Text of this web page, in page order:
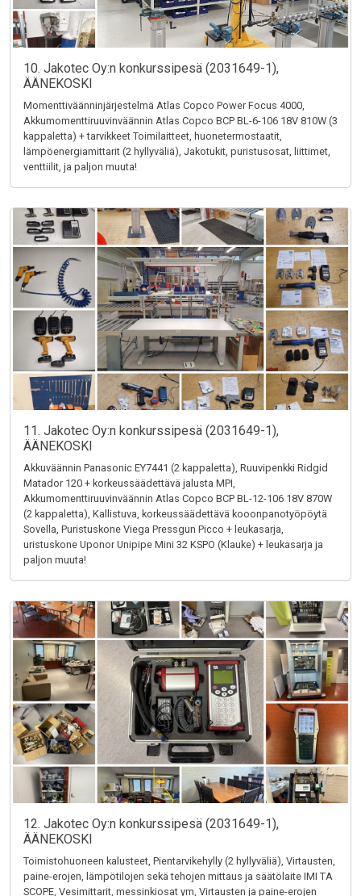
10. Jakotec Oy:n konkurssipesä (2031649-1),
ÄÄNEKOSKI
Momenttiväänninjärjestelmä Atlas Copco Power Focus 4000,
Akkumomenttiruuvinväännin Atlas Copco BCP BL-6-106 18V 810W (3
kappaletta) + tarvikkeet Toimilaitteet, huonetermostaatit,
lämpöenergiamittarit (2 hyllyväliä), Jakotukit, puristusosat, liittimet,
venttiilit, ja paljon muuta!
11. Jakotec Oy:n konkurssipesä (2031649-1),
ÄÄNEKOSKI
Akkuväännin Panasonic EY7441 (2 kappaletta), Ruuvipenkki Ridgid
Matador 120 + korkeussäädettävä jalusta MPI,
Akkumomenttiruuvinväännin Atlas Copco BCP BL-12-106 18V 870W
(2 kappaletta), Kallistuva, korkeussäädettävä kooonpanotyöpöytä
Sovella, Puristuskone Viega Pressgun Picco + leukasarja,
uristuskone Uponor Unipipe Mini 32 KSPO (Klauke) + leukasarja ja
paljon muuta!
12. Jakotec Oy:n konkurssipesä (2031649-1),
ÄÄNEKOSKI
Toimistohuoneen kalusteet, Pientarvikehylly (2 hyllyväliä), Virtausten,
paine-erojen, lämpötilojen sekä tehojen mittaus ja säätölaite IMI TA
SCOPE, Vesimittarit, messinkiosat ym, Virtausten ja paine-erojen